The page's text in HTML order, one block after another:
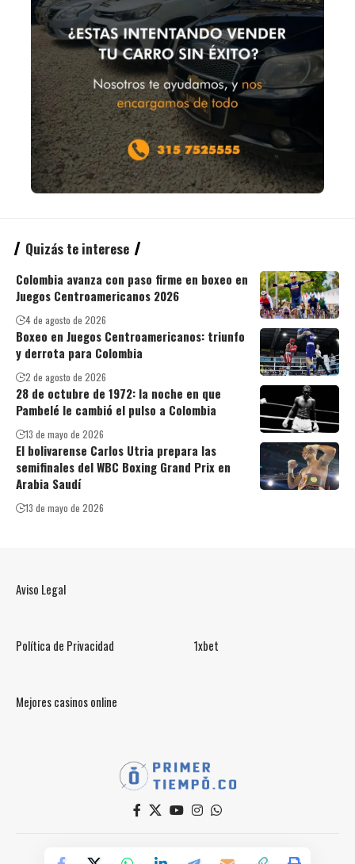
Quizás te interese
Colombia avanza con paso firme en boxeo en
Juegos Centroamericanos 2026
4 de agosto de 2026
Boxeo en Juegos Centroamericanos: triunfo
y derrota para Colombia
2 de agosto de 2026
28 de octubre de 1972: la noche en que
Pambelé le cambió el pulso a Colombia
13 de mayo de 2026
El bolivarense Carlos Utria prepara las
semifinales del WBC Boxing Grand Prix en
Arabia Saudí
13 de mayo de 2026
Aviso Legal
Política de Privacidad 1xbet
Mejores casinos online